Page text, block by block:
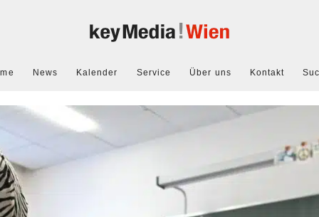
News Kalender Service Über uns Kontakt